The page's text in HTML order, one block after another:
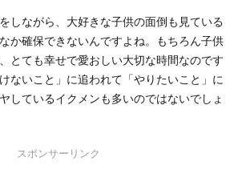
しながら、大好きな子供の面倒も見ている
か確保できないんですよね。もちろん子供
とても幸せで愛おしい大切な時間なのです
ないこと」に追われて「やりたいこと」に
しているイクメンも多いのではないでしょ
スポンサーリンク